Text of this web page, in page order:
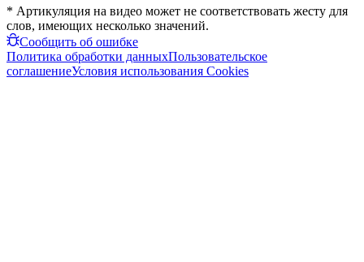
* Артикуляция на видео может не соответствовать жесту для
слов, имеющих несколько значений.
Сообщить об ошибке
Политика обработки данныхПользовательское
соглашениеУсловия использования Cookies